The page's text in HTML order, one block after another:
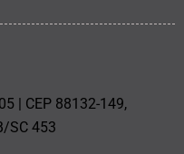
| CEP 88132-149,
SC 453